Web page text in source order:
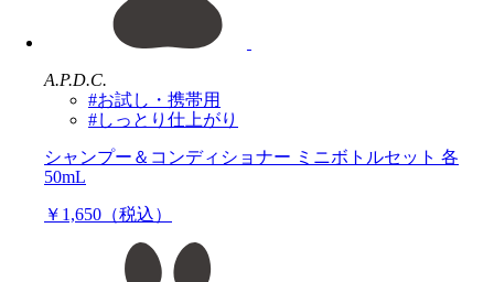
A.P.D.C.
#お試し・携帯用
#しっとり仕上がり
シャンプー＆コンディショナー ミニボトルセット 各
50mL
￥1,650（税込）